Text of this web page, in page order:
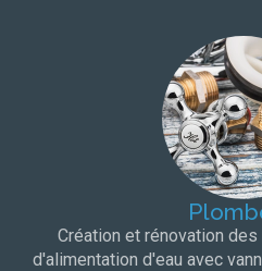
Création et rénovation
d'alimentation d'eau avec